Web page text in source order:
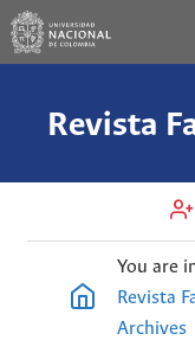
You are
Revista
Archives